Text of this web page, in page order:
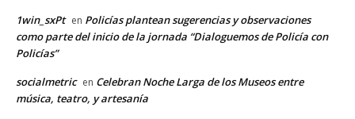
1win_sxPt en Policías plantean sugerencias y observaciones
como parte del inicio de la jornada “Dialoguemos de Policía con
Policías”
socialmetric en Celebran Noche Larga de los Museos entre
música, teatro, y artesanía